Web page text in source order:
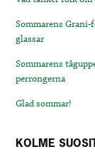
Sommarens
glassar
Sommarens
perrongerna
Glad sommar!
KOLME